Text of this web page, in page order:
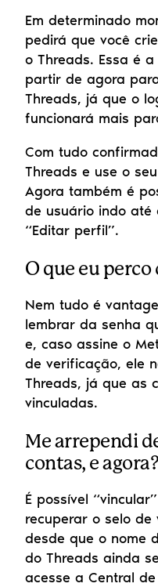
Em determinado
pedirá que você
o Threads. Essa é
partir de agora
Threads, já que o
funcionará mais
Com tudo
Threads e use o
Agora também é
de usuário indo até
“Editar perfil”.
O que eu perco
Nem tudo é
lembrar da senha
e, caso assine o
de verificação, ele
Threads, já que as
vinculadas.
Me arrependi
contas, e agora?
É possível
recuperar o selo de
desde que o nome
do Threads ainda
acesse a Central